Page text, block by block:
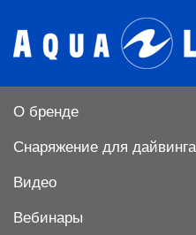
О бренде
Снаряжение для дайвинга
Видео
Вебинары